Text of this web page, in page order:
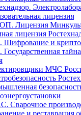
лицензия
Лицензия
лицензия
и
тайна
МЧС
Сварочное
и реставрация